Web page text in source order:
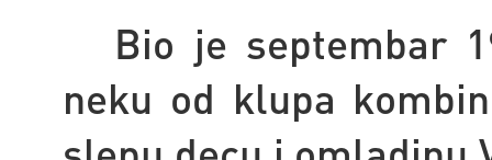
Bio je septembar
neku od klupa